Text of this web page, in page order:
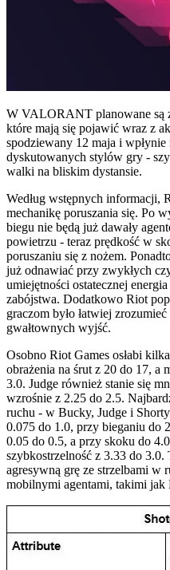
W VALORANT planowane są
które mają się pojawić wraz z
spodziewany 12 maja i wpłynie
dyskutowanych stylów gry -
walki na bliskim dystansie.
Według wstępnych informacji,
mechanikę poruszania się. Po
biegu nie będą już dawały
powietrzu - teraz prędkość w
poruszaniu się z nożem.
już odnawiać przy zwykłych
umiejętności ostatecznej
zabójstwa. Dodatkowo Riot
graczom było łatwiej
gwałtownych wyjść.
Osobno Riot Games osłabi
obrażenia na śrut z 20 do 17, a
3.0. Judge również stanie się
wzrośnie z 2.25 do 2.5.
ruchu - w Bucky, Judge i
0.075 do 1.0, przy bieganiu do
0.05 do 0.5, a przy skoku do
szybkostrzelność z 3.33 do 3.0.
agresywną grę ze strzelbami w
mobilnymi agentami, takimi jak